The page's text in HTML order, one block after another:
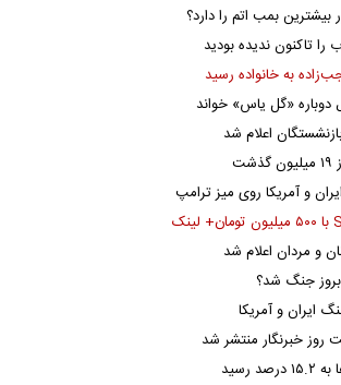
بیشترین بمب اتم را دارد؟
را تاکنون ندیده بودید
به خانواده رسید
اعلام شد
و آمریکا روی میز ترامپ
و مردان اعلام شد
جنگ شد؟
ایران و آمریکا
روز خبرنگار منتشر شد